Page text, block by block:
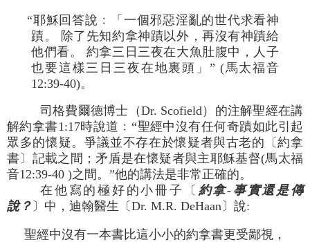
“耶穌回答說﹕「一個邪惡淫亂的世代求看神
蹟。 除了先知約拿神蹟以外，再沒有神蹟給
他們看。 約拿三日三夜在大魚肚腹中，人子
也要這樣三日三夜在地裏頭」” (馬太福音
12:39-40)。
司格費爾德博士（Dr. Scofield）的注解聖經在講
解約拿書1:17時說道﹕“聖經中沒有任何奇蹟如此引起
眾多的懷疑。爭議並不存在於懷疑者與古老的〔約拿
書〕記載之間；矛盾是在懷疑者與主耶穌基督(馬太福
音12:39-40 )之間。”他的講法是非常正確的。
在他寫的極好的小冊子〔 約拿-事實還是傳
說？ 〕中，迪翰醫生〔Dr. M.R. DeHaan〕說:
聖經中沒有一本書比這小小的約拿書更受鄙視，